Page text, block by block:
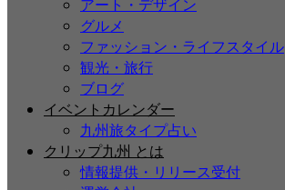
アート・デザイン
グルメ
ファッション・ライフスタイル
観光・旅行
ブログ
イベントカレンダー
九州旅タイプ占い
クリップ九州 とは
情報提供・リリース受付